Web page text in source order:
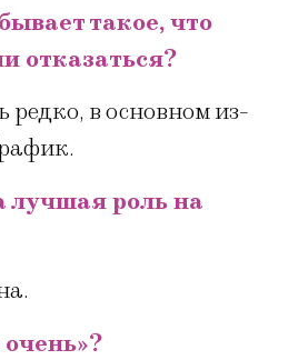
такое, что
отказаться?
в основном из-
роль на